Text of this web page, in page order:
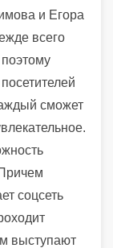
и Егора
всего
сможет
соцсеть
выступают